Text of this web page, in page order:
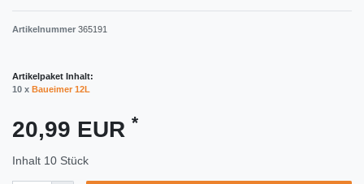
Artikelnummer 365191
Artikelpaket Inhalt:
10 x Baueimer 12L
20,99 EUR *
Inhalt 10 Stück